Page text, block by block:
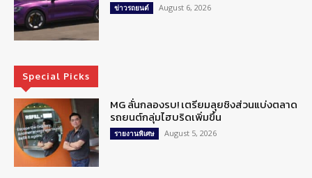
ข่าวรถยนต์ August 6, 2026
Special Picks
MG ลั่นกลองรบ! เตรียมลุยชิงส่วนแบ่งตลาด
รถยนต์กลุ่มไฮบริดเพิ่มขึ้น
รายงานพิเศษ August 5, 2026